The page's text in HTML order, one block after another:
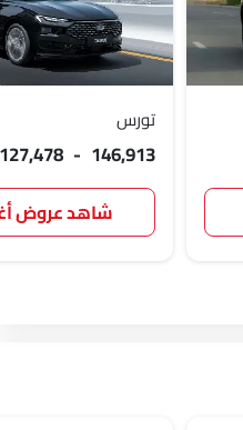
تورس
127,478 - 146,913
شاهد عروض